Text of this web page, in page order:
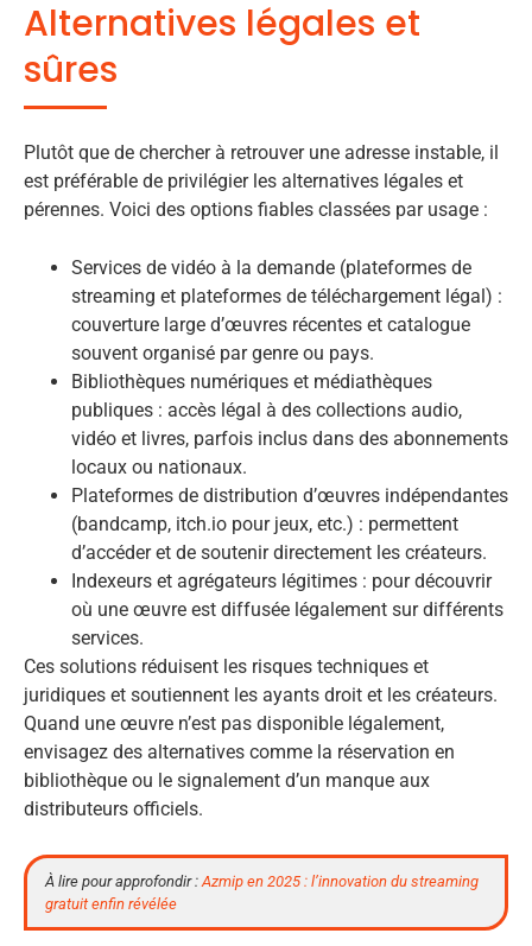
Alternatives légales et
sûres
Plutôt que de chercher à retrouver une adresse instable, il
est préférable de privilégier les alternatives légales et
pérennes. Voici des options fiables classées par usage :
Services de vidéo à la demande (plateformes de
streaming et plateformes de téléchargement légal) :
couverture large d’œuvres récentes et catalogue
souvent organisé par genre ou pays.
Bibliothèques numériques et médiathèques
publiques : accès légal à des collections audio,
vidéo et livres, parfois inclus dans des abonnements
locaux ou nationaux.
Plateformes de distribution d’œuvres indépendantes
(bandcamp, itch.io pour jeux, etc.) : permettent
d’accéder et de soutenir directement les créateurs.
Indexeurs et agrégateurs légitimes : pour découvrir
où une œuvre est diffusée légalement sur différents
services.
Ces solutions réduisent les risques techniques et
juridiques et soutiennent les ayants droit et les créateurs.
Quand une œuvre n’est pas disponible légalement,
envisagez des alternatives comme la réservation en
bibliothèque ou le signalement d’un manque aux
distributeurs officiels.
À lire pour approfondir : Azmip en 2025 : l’innovation du streaming
gratuit enfin révélée